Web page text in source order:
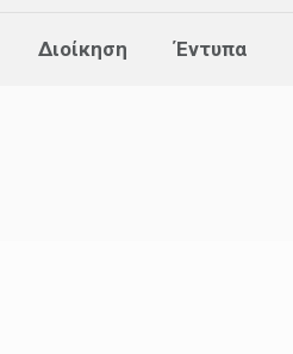
Διοίκηση Έντυπα